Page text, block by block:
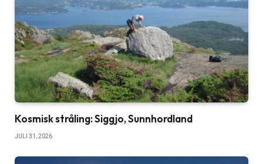
Kosmisk stråling: Siggjo, Sunnhordland
JULI 31, 2026